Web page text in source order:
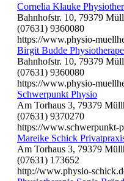
Cornelia Klauke
Bahnhofstr. 10, 79379
(07631) 9360080
https://www.physio-
Birgit Budde
Bahnhofstr. 10, 79379
(07631) 9360080
https://www.physio-
Schwerpunkt Physio
Am Torhaus 3, 79379
(07631) 9370270
https://www.schwerpunkt-
Mareike Schick
Am Torhaus 3, 79379
(07631) 173652
http://www.physio-